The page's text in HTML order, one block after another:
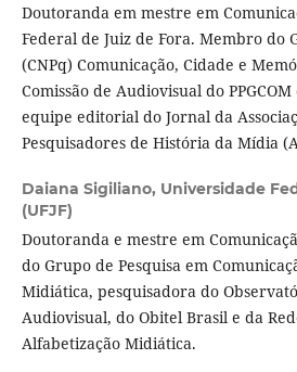
Doutoranda em mestre em
Federal de Juiz de Fora. Membro do
(CNPq) Comunicação, Cidade e
Comissão de Audiovisual do
equipe editorial do Jornal da
Pesquisadores de História da Mídia
Daiana Sigiliano, Universidade
(UFJF)
Doutoranda e mestre em
do Grupo de Pesquisa em
Midiática, pesquisadora do
Audiovisual, do Obitel Brasil e da
Alfabetização Midiática.